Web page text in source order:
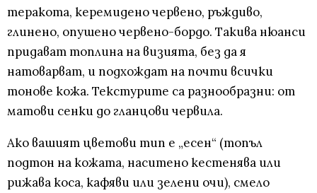
теракота, керемидено червено, ръждиво,
глинено, опушено червено-бордо. Такива нюанси
придават топлина на визията, без да я
натоварват, и подхождат на почти всички
тонове кожа. Текстурите са разнообразни: от
матови сенки до гланцови червила.
Ако вашият цветови тип е „есен“ (топъл
подтон на кожата, наситено кестенява или
рижава коса, кафяви или зелени очи), смело